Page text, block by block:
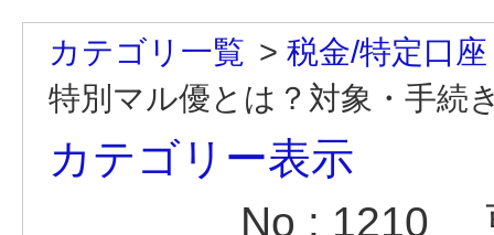
カテゴリ一覧 > 税金/特定口座
特別マル優とは？対象・手続
カテゴリー表示
No : 1210